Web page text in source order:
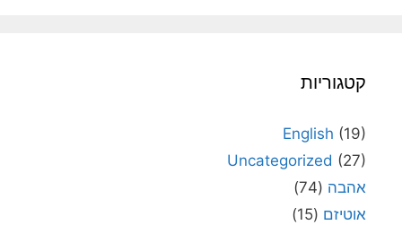
קטגוריות
English (19)
Uncategorized (27)
אהבה (74)
אוטיזם (15)